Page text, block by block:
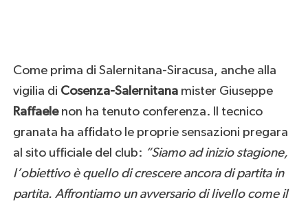
Come prima di Salernitana-Siracusa, anche alla
vigilia di Cosenza-Salernitanamister Giuseppe
Raffaelenon ha tenuto conferenza. Il tecnico
granata ha affidato le proprie sensazioni pregara
al sito ufficiale del club: “Siamo ad inizio stagione,
l’obiettivo è quello di crescere ancora di partita in
partita. Affrontiamo un avversario di livello come il